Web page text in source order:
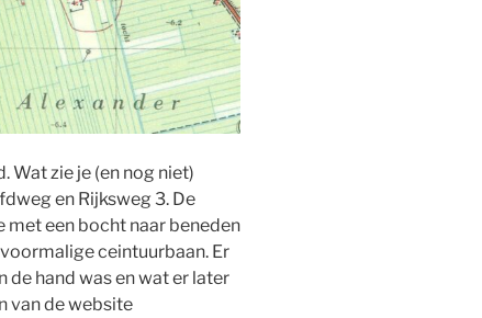
Wat zie je (en nog niet)
en Rijksweg 3. De
met een bocht naar beneden
ceintuurbaan. Er
de hand was en wat er later
van de website